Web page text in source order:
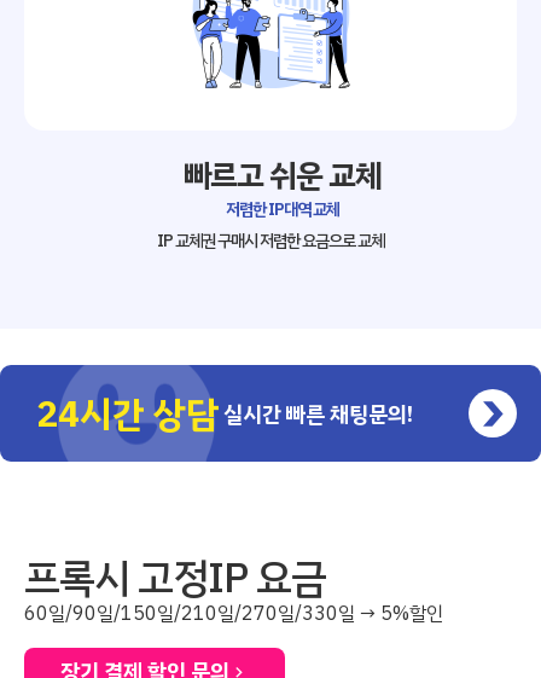
빠르고 쉬운 교체
저렴한 IP대역 교체
IP 교체권 구매시 저렴한 요금으로 교체
24시간 상담실시간 빠른 채팅문의!
프록시 고정IP 요금
60일/90일/150일/210일/270일/330일 → 5%할인
장기 결제 할인 문의